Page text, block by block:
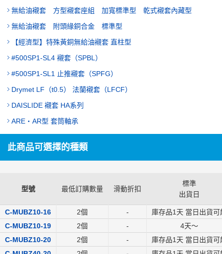
無給油襯套 方型襯套座組 加寬標準型 乾式襯套內藏型
無給油襯套 附頭緣銅合金 標準型
【經濟型】特殊黃銅無給油襯套 直柱型
#500SP1-SL4 襯套（SPBL）
#500SP1-SL1 止推襯套（SPFG）
Drymet LF（t0.5） 法蘭襯套（LFCF）
DAISLIDE 襯套 HA系列
ARE・AR型 套筒軸承
此商品可選擇的種類
型號 最低訂購數量 滑動折扣
標準
出貨日
C-MUBZ10-16 2個 -
庫存品1天 當日出貨可
C-MUBZ10-19
2個 - 4天～
C-MUBZ10-20
2個 -
庫存品1天 當日出貨可